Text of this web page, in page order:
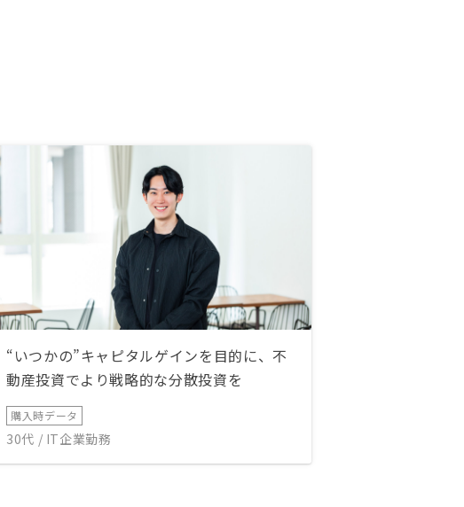
“いつかの”キャピタルゲインを目的に、不
動産投資でより戦略的な分散投資を
購入時データ
30代 / IT企業勤務